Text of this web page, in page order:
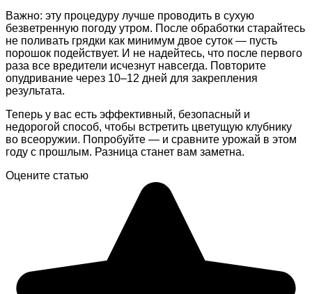
Важно: эту процедуру лучше проводить в сухую
безветренную погоду утром. После обработки старайтесь
не поливать грядки как минимум двое суток — пусть
порошок подействует. И не надейтесь, что после первого
раза все вредители исчезнут навсегда. Повторите
опудривание через 10–12 дней для закрепления
результата.
Теперь у вас есть эффективный, безопасный и
недорогой способ, чтобы встретить цветущую клубнику
во всеоружии. Попробуйте — и сравните урожай в этом
году с прошлым. Разница станет вам заметна.
Оцените статью